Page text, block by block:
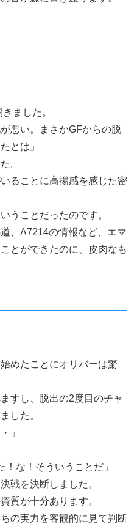
ました。
悪い。まさかGFからの脱
とは」
。
ることに高揚感を感じた密
うことだったのです。
、Λ7214の情報など、エマ
とができたのに、皮肉なも
めたことにオリバーは驚
すし、脱出の2度目のチャ
した。
」
！な！そういうことだ」
戦を決断しました。
質が十分あります。
の実力を客観的に見て判断